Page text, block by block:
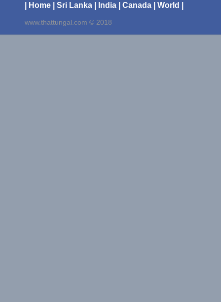
| Home | Sri Lanka | India | Canada | World |
www.thattungal.com © 2018